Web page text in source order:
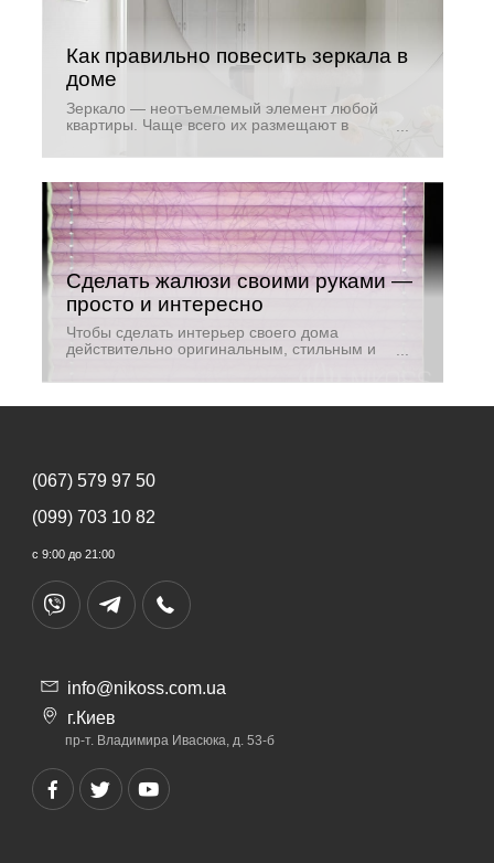
Как правильно повесить зеркала в
доме
Зеркало — неотъемлемый элемент любой
квартиры. Чаще всего их размещают в
появляются в других, менее очевидных
Сделать жалюзи своими руками —
просто и интересно
Чтобы сделать интерьер своего дома
действительно оригинальным, стильным и
самостоятельно. Это интересное творческое
(067) 579 97 50
(099) 703 10 82
с 9:00 до 21:00
info@nikoss.com.ua
г.Киев
пр-т. Владимира Ивасюка, д. 53-б